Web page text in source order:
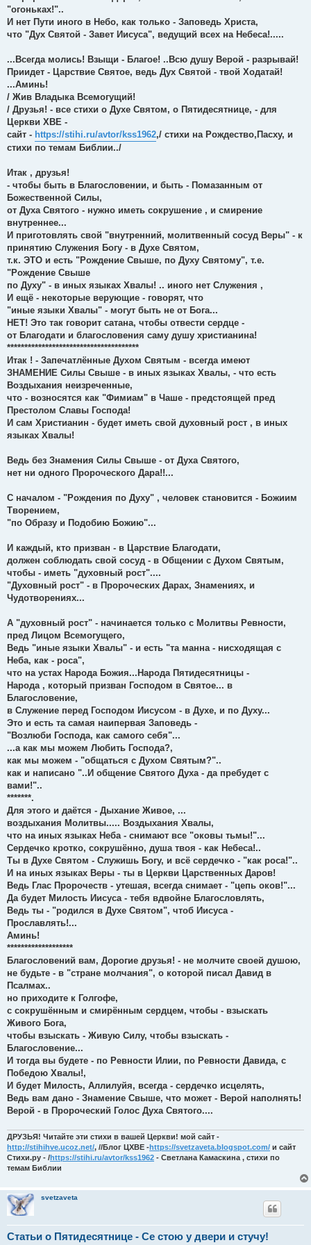
"огоньках!"..
И нет Пути иного в Небо, как только - Заповедь Христа,
что "Дух Святой - Завет Иисуса", ведущий всех на Небеса!.....
...Всегда молись! Взыщи - Благое! ..Всю душу Верой - разрывай!
Приидет - Царствие Святое, ведь Дух Святой - твой Ходатай!
...Аминь!
/ Жив Владыка Всемогущий!
/ Друзья! - все стихи о Духе Святом, о Пятидесятнице, - для
Церкви ХВЕ -
сайт - https://stihi.ru/avtor/kss1962,/ стихи на Рождество,Пасху, и
стихи по темам Библии../
Итак , друзья!
- чтобы быть в Благословении, и быть - Помазанным от
Божественной Силы,
от Духа Святого - нужно иметь сокрушение , и смирение
внутреннее...
И приготовлять свой "внутренний, молитвенный сосуд Веры" - к
принятию Служения Богу - в Духе Святом,
т.к. ЭТО и есть "Рождение Свыше, по Духу Святому", т.е.
"Рождение Свыше
по Духу" - в иных языках Хвалы! .. иного нет Служения ,
И ещё - некоторые верующие - говорят, что
"иные языки Хвалы" - могут быть не от Бога...
НЕТ! Это так говорит сатана, чтобы отвести сердце -
от Благодати и благословения саму душу христианина!
**************************************
Итак ! - Запечатлённые Духом Святым - всегда имеют
ЗНАМЕНИЕ Силы Свыше - в иных языках Хвалы, - что есть
Воздыхания неизреченные,
что - возносятся как "Фимиам" в Чаше - предстоящей пред
Престолом Славы Господа!
И сам Христианин - будет иметь свой духовный рост , в иных
языках Хвалы!
Ведь без Знамения Силы Свыше - от Духа Святого,
нет ни одного Пророческого Дара!!...
С началом - "Рождения по Духу" , человек становится - Божиим
Творением,
"по Образу и Подобию Божию"...
И каждый, кто призван - в Царствие Благодати,
должен соблюдать свой сосуд - в Общении с Духом Святым,
чтобы - иметь "духовный рост"....
"Духовный рост" - в Пророческих Дарах, Знамениях, и
Чудотворениях...
А "духовный рост" - начинается только с Молитвы Ревности,
пред Лицом Всемогущего,
Ведь "иные языки Хвалы" - и есть "та манна - нисходящая с
Неба, как - роса",
что на устах Народа Божия...Народа Пятидесятницы -
Народа , который призван Господом в Святое... в
Благословение,
в Служение перед Господом Иисусом - в Духе, и по Духу...
Это и есть та самая наипервая Заповедь -
"Возлюби Господа, как самого себя"...
...а как мы можем Любить Господа?,
как мы можем - "общаться с Духом Святым?"..
как и написано "..И общение Святого Духа - да пребудет с
вами!"..
*******.
Для этого и даётся - Дыхание Живое, ...
воздыхания Молитвы..... Воздыхания Хвалы,
что на иных языках Неба - снимают все "оковы тьмы!"...
Сердечко кротко, сокрушённо, душа твоя - как Небеса!..
Ты в Духе Святом - Служишь Богу, и всё сердечко - "как роса!"..
И на иных языках Веры - ты в Церкви Царственных Даров!
Ведь Глас Пророчеств - утешая, всегда снимает - "цепь оков!"...
Да будет Милость Иисуса - тебя вдвойне Благословлять,
Ведь ты - "родился в Духе Святом", чтоб Иисуса -
Прославлять!...
Аминь!
*******************
Благословений вам, Дорогие друзья! - не молчите своей душою,
не будьте - в "стране молчания", о которой писал Давид в
Псалмах..
но приходите к Голгофе,
с сокрушённым и смирённым сердцем, чтобы - взыскать
Живого Бога,
чтобы взыскать - Живую Силу, чтобы взыскать -
Благословение...
И тогда вы будете - по Ревности Илии, по Ревности Давида, с
Победою Хвалы!,
И будет Милость, Аллилуйя, всегда - сердечко исцелять,
Ведь вам дано - Знамение Свыше, что может - Верой наполнять!
Верой - в Пророческий Голос Духа Святого....
ДРУЗЬЯ! Читайте эти стихи в вашей Церкви! мой сайт -
http://stihihve.ucoz.net/, //Блог ЦХВЕ -https://svetzaveta.blogspot.com/ и сайт
Стихи.ру - /https://stihi.ru/avtor/kss1962 - Светлана Камаскина , стихи по
темам Библии
svetzaveta
Статьи о Пятидесятнице - Се стою у двери и стучу!